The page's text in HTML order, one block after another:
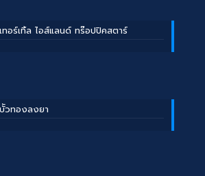
เทอร์เทิ้ล ไอส์แลนด์ ทร๊อปปิคสตาร์
บััวทองลงยา